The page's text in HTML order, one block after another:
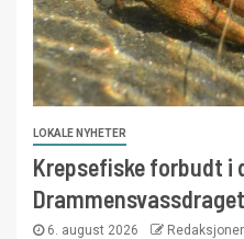
LOKALE NYHETER
Krepsefiske forbudt i
Drammensvassdraget
6. august 2026